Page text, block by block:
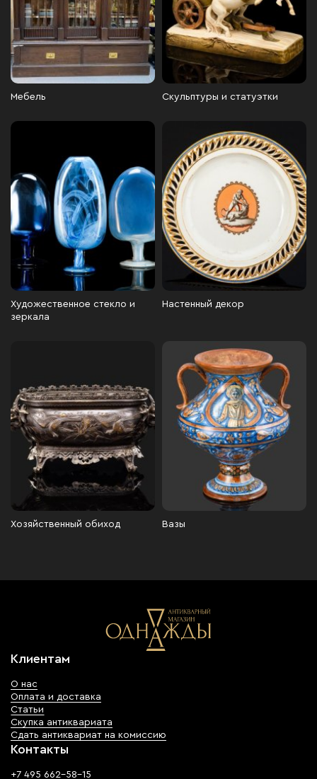
Мебель Скульптуры и статуэтки
Художественное стекло и
зеркала
Настенный декор
Хозяйственный обиход Вазы
Клиентам
О нас
Оплата и доставка
Статьи
Скупка антиквариата
Сдать антиквариат на комиссию
Контакты
+7 495 662-58-15